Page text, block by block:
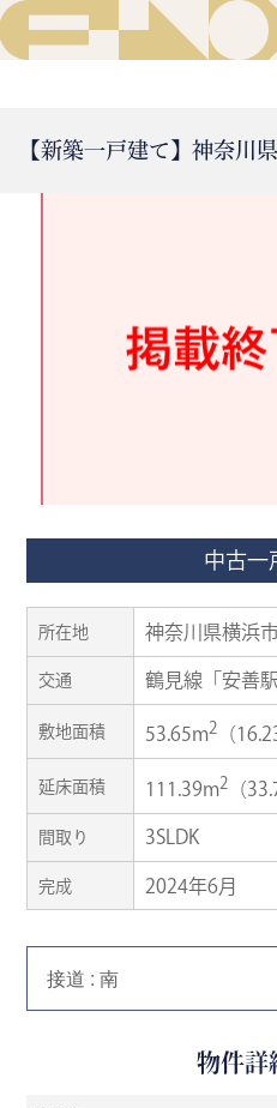
【新築一戸建て】神奈川
中古一
所在地 神奈川県横浜
交通 鶴見線「安善
敷地面積 53.65m2 （
延床面積 111.39m2 （
間取り 3SLDK
完成 2024年6月
接道 : 南
物件詳